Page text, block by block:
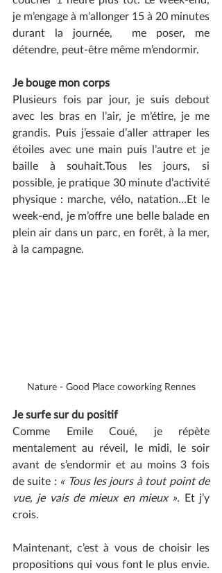
je m’engage à m’allonger 15 à 20 minutes
durant la journée,  me poser, me
détendre, peut-être même m’endormir.
Je bouge mon corps
Plusieurs fois par jour, je suis debout
avec les bras en l’air, je m’étire, je me
grandis. Puis j’essaie d’aller attraper les
étoiles avec une main puis l’autre et je
baille à souhait.Tous les jours, si
possible, je pratique 30 minute d’activité
physique : marche, vélo, natation…Et le
week-end, je m’offre une belle balade en
plein air dans un parc, en forêt, à la mer,
à la campagne.
Nature - Good Place coworking Rennes
Je surfe sur du positif
Comme Emile Coué, je répète
mentalement au réveil, le midi, le soir
avant de s’endormir et au moins 3 fois
de suite : « Tous les jours à tout point de
vue, je vais de mieux en mieux ». Et j’y
crois.
Maintenant, c’est à vous de choisir les
propositions qui vous font le plus envie.